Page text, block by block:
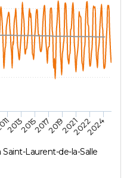
Laurent-de-la-Salle
2013201520172019202120222024